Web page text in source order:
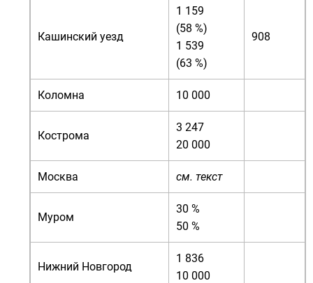
Кашинский уезд
1 159
(58 %)
1 539
(63 %)
908
Коломна 10 000
Кострома
3 247
20 000
Москва см. текст
Муром
30 %
50 %
Нижний Новгород
1 836
10 000